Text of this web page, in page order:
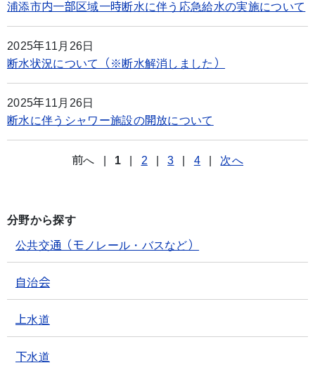
浦添市内一部区域一時断水に伴う応急給水の実施について
2025年11月26日
断水状況について（※断水解消しました）
2025年11月26日
断水に伴うシャワー施設の開放について
前へ 1 2 3 4 次へ
分野から探す
公共交通（モノレール・バスなど）
自治会
上水道
下水道